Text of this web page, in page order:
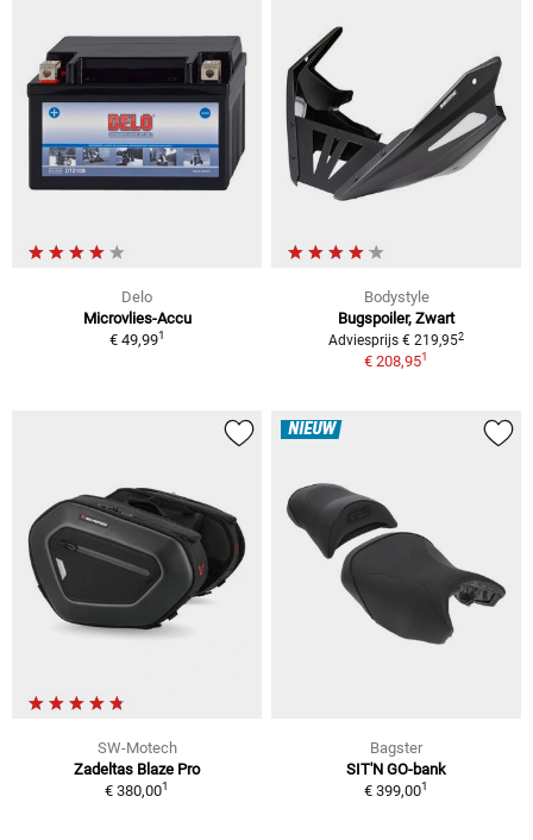
Delo
Microvlies-Accu
€ 49,991
Bodystyle
Bugspoiler, Zwart
Adviesprijs € 219,952
€ 208,951
SW-Motech
Zadeltas Blaze Pro
€ 380,001
NIEUW
Bagster
SIT'N GO-bank
€ 399,001